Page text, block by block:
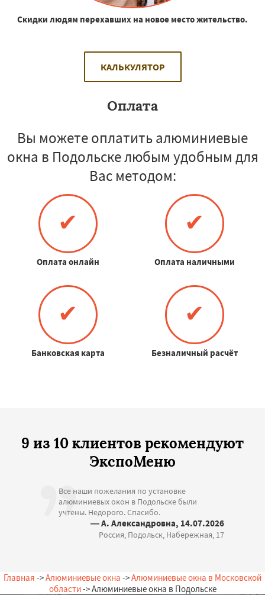
Скидки людям перехавших на новое место жительство.
КАЛЬКУЛЯТОР
Оплата
Вы можете оплатить алюминиевые
окна в Подольске любым удобным для
Вас методом:
✔
Оплата онлайн
✔
Оплата наличными
✔
Банковская карта
✔
Безналичный расчёт
9 из 10 клиентов рекомендуют
ЭкспоМеню
Все наши пожелания по установке
алюминиевых окон в Подольске были
учтены. Недорого. Спасибо.
— А. Александровна, 14.07.2026
Россия, Подольск, Набережная, 17
Главная ->Алюминиевые окна ->Алюминиевые окна в Московской
области-> Алюминиевые окна в Подольске